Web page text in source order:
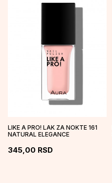
LIKE A PRO! LAK ZA NOKTE 161
NATURAL ELEGANCE
345,00 RSD